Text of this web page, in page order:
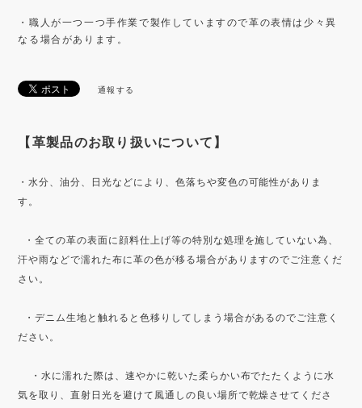
・職人が一つ一つ手作業で製作していますので革の表情は少々異
なる場合があります。
通報する
【革製品のお取り扱いについて】
・水分、油分、日光などにより、色落ちや変色の可能性がありま
す。
・全ての革の表面に顔料仕上げ等の特別な処理を施していない為、
汗や雨などで濡れた布に革の色が移る場合がありますのでご注意くだ
さい。
・デニム生地と触れると色移りしてしまう場合があるのでご注意く
ださい。
・水に濡れた際は、速やかに乾いた柔らかい布でたたくように水
気を取り、直射日光を避けて風通しの良い場所で乾燥させてくださ